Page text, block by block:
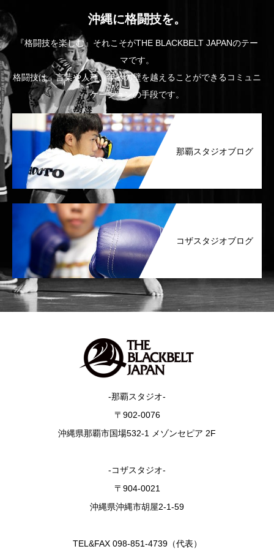
沖縄に格闘技を。
『格闘技を楽しむ』それこそがTHE BLACKBELT JAPANのテー
マです。
格闘技は、言葉や人種、年齢の壁を越えることができるコミュニ
ケーションの手段です。
那覇スタジオブログ
コザスタジオブログ
-那覇スタジオ-
〒902-0076
沖縄県那覇市国場532-1 メゾンセピア 2F
-コザスタジオ-
〒904-0021
沖縄県沖縄市胡屋2-1-59
TEL&FAX 098-851-4739（代表）